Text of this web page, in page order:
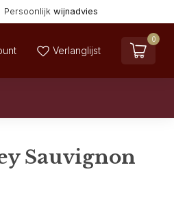
Persoonlijk wijnadvies
Verlanglijst
0
Sauvignon